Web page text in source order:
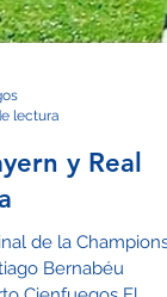
lectura
y Real
de la Champions